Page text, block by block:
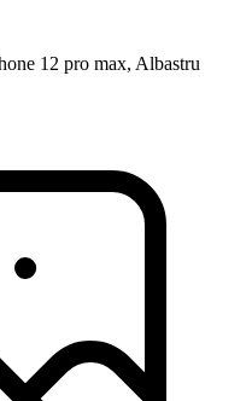
12 pro max, Albastru